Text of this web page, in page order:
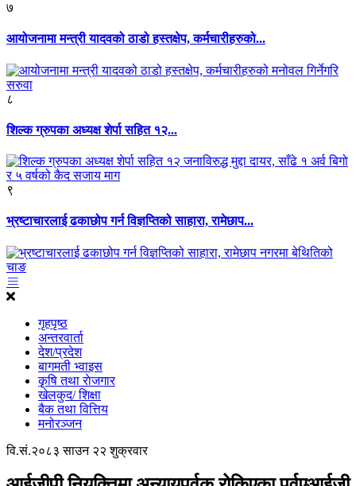
७
आयोजनामा मन्त्री यादवको ठाडो हस्तक्षेप, कर्मचारीहरुको...
८
शिल्क ग्रुपका अध्यक्ष शेर्पा सहित १२...
९
भ्रष्टाचारलाई ढकाछोप गर्न विज्ञप्तिको साहारा, रामेछाप...
गृहपृष्ठ
अन्तरवार्ता
देश/प्रदेश
बागमती भ्वाइस
कृृषि तथा राेजगार
खेलकुद/ शिक्षा
बैक तथा वित्तिय
मनोरञ्जन
वि.सं.२०८३ साउन २२ शुक्रवार